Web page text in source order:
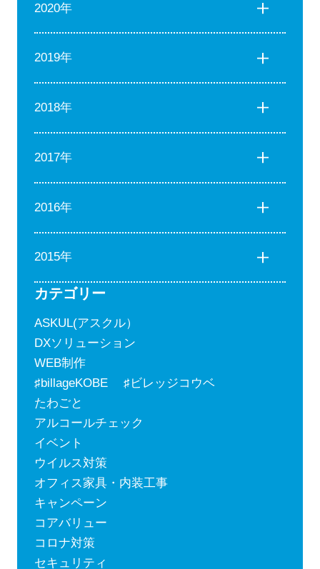
2020年
2019年
2018年
2017年
2016年
2015年
カテゴリー
ASKUL(アスクル）
DXソリューション
WEB制作
♯billageKOBE ♯ビレッジコウベ
たわごと
アルコールチェック
イベント
ウイルス対策
オフィス家具・内装工事
キャンペーン
コアバリュー
コロナ対策
セキュリティ